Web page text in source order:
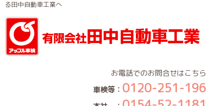
る田中自動車工業へ
お電話でのお問合せはこちら
車検等： 0120-251-196